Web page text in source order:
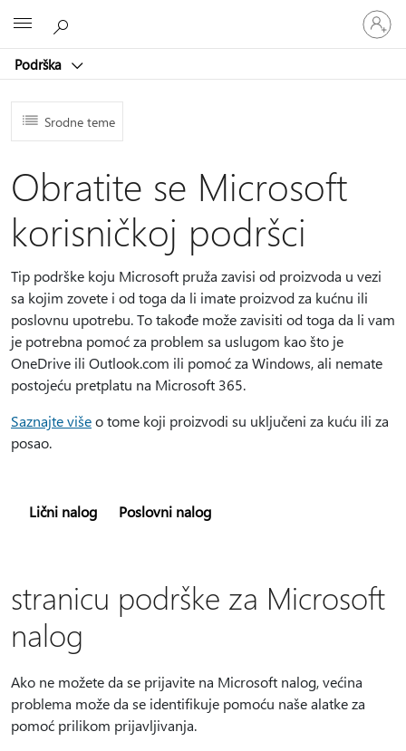
Podrška
Prijavite
se
na
Srodne teme
Obratite se Microsoft
korisničkoj podršci
Tip podrške koju Microsoft pruža zavisi od proizvoda u vezi
sa kojim zovete i od toga da li imate proizvod za kućnu ili
poslovnu upotrebu. To takođe može zavisiti od toga da li vam
je potrebna pomoć za problem sa uslugom kao što je
OneDrive ili Outlook.com ili pomoć za Windows, ali nemate
postojeću pretplatu na Microsoft 365.
Saznajte višeo tome koji proizvodi su uključeni za kuću ili za
posao.
Lični nalog Poslovni nalog
stranicu podrške za Microsoft
nalog
Ako ne možete da se prijavite na Microsoft nalog, većina
problema može da se identifikuje pomoću naše alatke za
pomoć prilikom prijavljivanja.